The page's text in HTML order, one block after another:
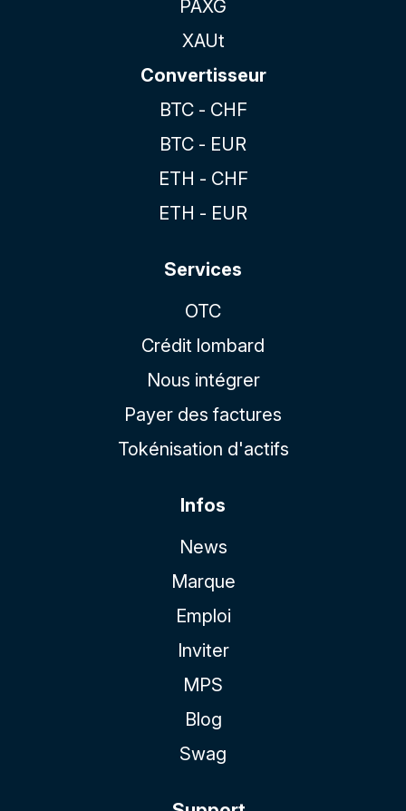
PAXG
XAUt
Convertisseur
BTC - CHF
BTC - EUR
ETH - CHF
ETH - EUR
Services
OTC
Crédit lombard
Nous intégrer
Payer des factures
Tokénisation d'actifs
Infos
News
Marque
Emploi
Inviter
MPS
Blog
Swag